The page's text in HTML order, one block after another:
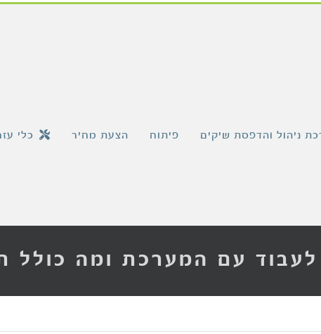
ניהול והדפסת שיקים פיתוח הצעת מחיר כלי
לעבוד עם המערכת ומה כולל